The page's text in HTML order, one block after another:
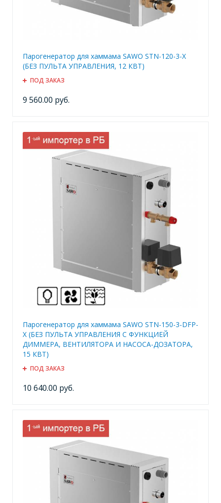
Парогенератор для хаммама SAWO STN-120-3-X
(БЕЗ ПУЛЬТА УПРАВЛЕНИЯ, 12 КВТ)
ПОД ЗАКАЗ
9 560.00 руб.
Парогенератор для хаммама SAWO STN-150-3-DFP-
X (БЕЗ ПУЛЬТА УПРАВЛЕНИЯ С ФУНКЦИЕЙ
ДИММЕРА, ВЕНТИЛЯТОРА И НАСОСА-ДОЗАТОРА,
15 КВТ)
ПОД ЗАКАЗ
10 640.00 руб.